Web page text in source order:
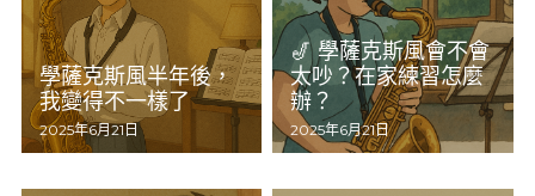
學薩克斯風半年後，
我變得不一樣了
2025年6月21日
🎷 學薩克斯風會不會
太吵？在家練習怎麼
辦？
2025年6月21日